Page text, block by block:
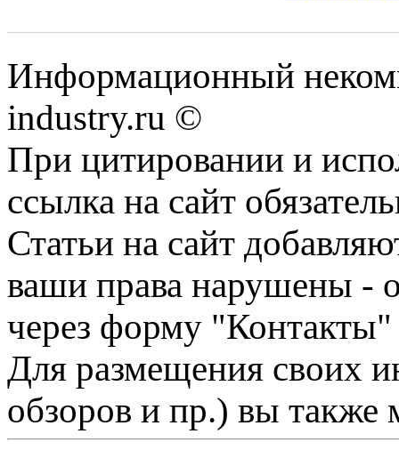
Информационный
industry.ru ©
При цитировании и
ссылка на сайт
Статьи на сайт
ваши права нарушены -
через форму "Контакты"
Для размещения своих
обзоров и пр.) вы также